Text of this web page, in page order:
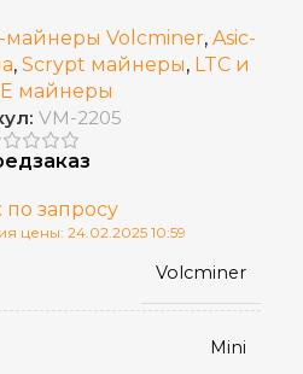
майнеры Volcminer, Asic-
, Scrypt майнеры, LTC и
майнеры
VM-2205
по запросу
цены: 24.02.2025 10:59
Volcminer
Mini